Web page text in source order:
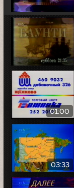
01:00
03:33